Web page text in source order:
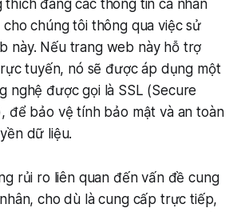
đáng các thông tin cá nhân
chúng tôi thông qua việc sử
này. Nếu trang web này hỗ trợ
tuyến, nó sẽ được áp dụng một
nghệ được gọi là SSL (Secure
để bảo vệ tính bảo mật và an toàn
dữ liệu.
rủi ro liên quan đến vấn đề cung
cho dù là cung cấp trực tiếp,